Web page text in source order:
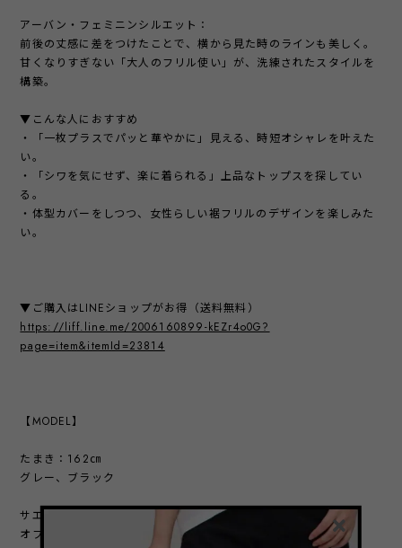
アーバン・フェミニンシルエット：
前後の丈感に差をつけたことで、横から見た時のラインも美しく。
甘くなりすぎない「大人のフリル使い」が、洗練されたスタイルを
構築。
▼こんな人におすすめ
・「一枚プラスでパッと華やかに」見える、時短オシャレを叶えた
い。
・「シワを気にせず、楽に着られる」上品なトップスを探してい
る。
・体型カバーをしつつ、女性らしい裾フリルのデザインを楽しみた
い。
▼ご購入はLINEショップがお得（送料無料）
https://liff.line.me/2006160899-kEZr4o0G?
page=item&itemId=23814
【MODEL】
たまき：162㎝
グレー、ブラック
サエラ：168㎝
オフ